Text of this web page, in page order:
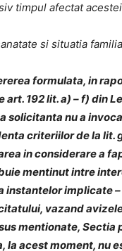
timpul afectat
si situatia
formulata, in
art. 192 lit. a) – f) din
solicitanta nu a
criteriilor de la lit.
in considerare a
mentinut intre
instantelor implicate
vazand
mentionate, Sectia
la acest moment, nu